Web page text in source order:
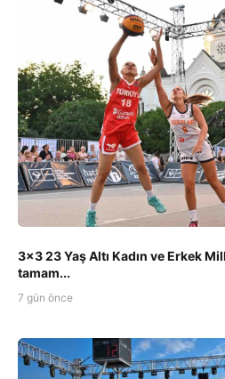
3x3 23 Yaş Altı Kadın ve Erkek
tamam...
7 gün önce